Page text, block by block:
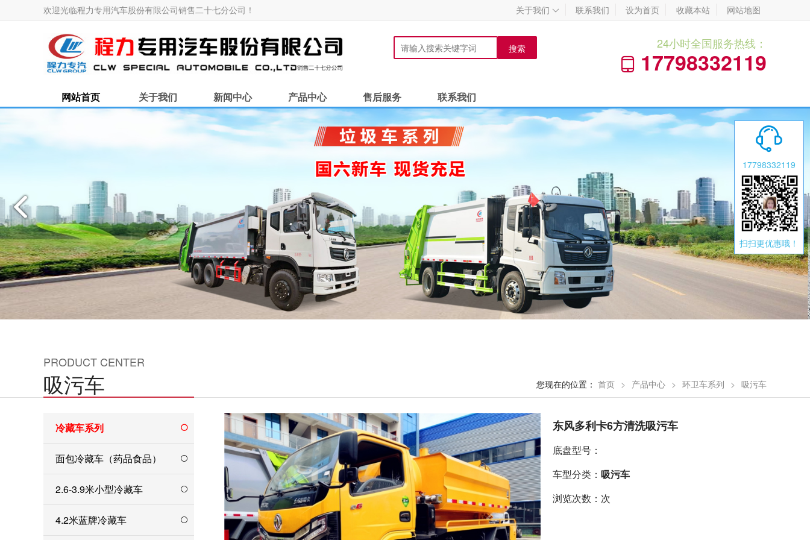
欢迎光临程力专用汽车股份有限公司销售二十七分公司！ 关于我们  联系我们 设为首页 收藏本站 网站地图
搜索
24小时全国服务热线：
 17798332119
网站首页 关于我们 新闻中心 产品中心 售后服务 联系我们
PRODUCT CENTER
吸污车 您现在的位置： 首页 > 产品中心 > 环卫车系列 > 吸污车
冷藏车系列
面包冷藏车（药品食品）
2.6-3.9米小型冷藏车
4.2米蓝牌冷藏车
东风多利卡6方清洗吸污车
底盘型号：
车型分类： 吸污车
浏览次数：次

17798332119
扫扫更优惠哦！